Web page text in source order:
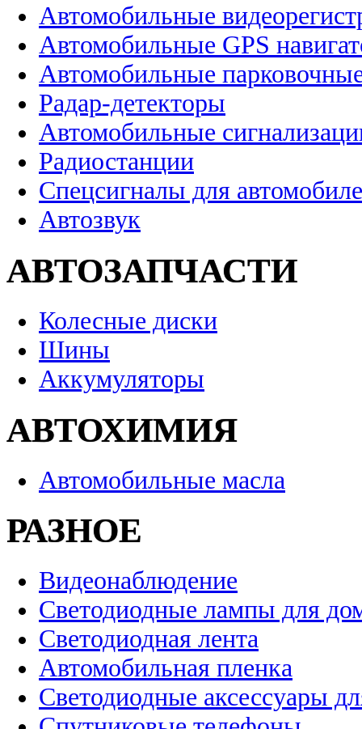
Автомобильные
Автомобильные GPS
Автомобильные
Радар-детекторы
Автомобильные
Радиостанции
Спецсигналы для
Автозвук
АВТОЗАПЧАСТИ
Колесные диски
Шины
Аккумуляторы
АВТОХИМИЯ
Автомобильные масла
РАЗНОЕ
Видеонаблюдение
Светодиодные лампы для
Светодиодная лента
Автомобильная пленка
Светодиодные аксессуары